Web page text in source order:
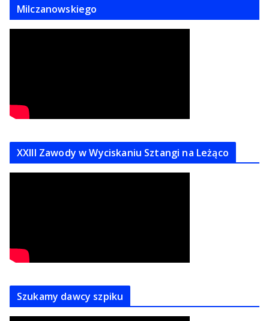
Milczanowskiego
XXIII Zawody w Wyciskaniu Sztangi na Leżąco
Szukamy dawcy szpiku